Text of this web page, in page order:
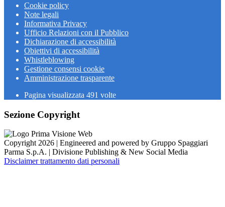
Cookie policy
Note legali
Informativa Privacy
Ufficio Relazioni con il Pubblico
Dichiarazione di accessibilità
Obiettivi di accessibilità
Whistleblowing
Gestione consensi cookie
Amministrazione trasparente
Pagina visualizzata 491 volte
Sezione Copyright
Copyright 2026 | Engineered and powered by Gruppo Spaggiari
Parma S.p.A. | Divisione Publishing & New Social Media
Disclaimer trattamento dati personali